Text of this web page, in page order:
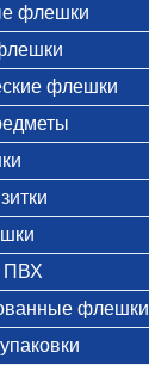
флешки
флешки
ПВХ
флешки